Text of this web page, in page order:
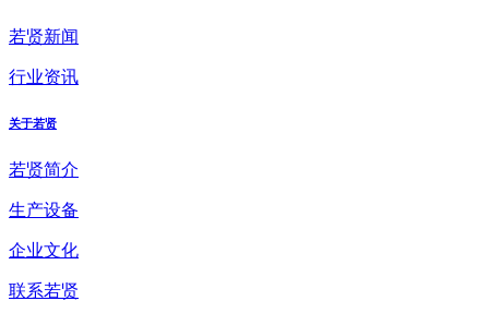
若贤新闻
行业资讯
关于若贤
若贤简介
生产设备
企业文化
联系若贤